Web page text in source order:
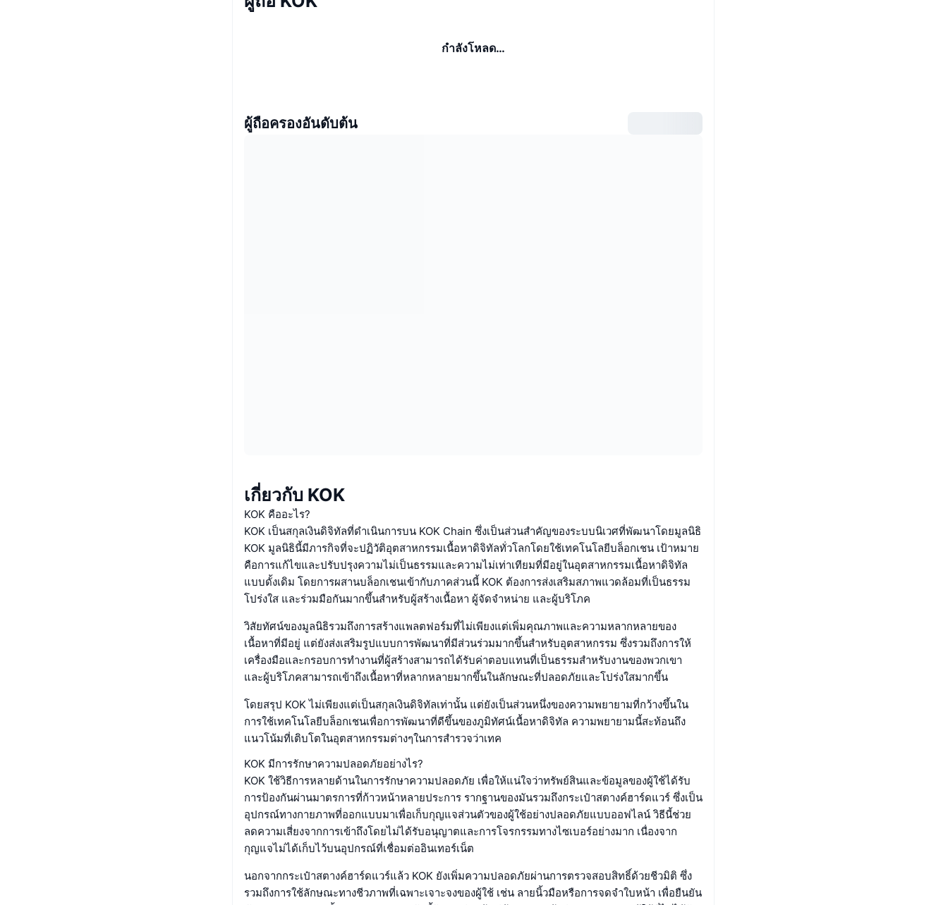
กำลังโหลด…
ผู้ถือครองอันดับต้น
เกี่ยวกับ KOK
KOK คืออะไร?
KOK เป็นสกุลเงินดิจิทัลที่ดำเนินการบน KOK Chain ซึ่งเป็นส่วนสำคัญของระบบนิเวศที่พัฒนาโดยมูลนิธิ
KOK มูลนิธินี้มีภารกิจที่จะปฏิวัติอุตสาหกรรมเนื้อหาดิจิทัลทั่วโลกโดยใช้เทคโนโลยีบล็อกเชน เป้าหมาย
คือการแก้ไขและปรับปรุงความไม่เป็นธรรมและความไม่เท่าเทียมที่มีอยู่ในอุตสาหกรรมเนื้อหาดิจิทัล
แบบดั้งเดิม โดยการผสานบล็อกเชนเข้ากับภาคส่วนนี้ KOK ต้องการส่งเสริมสภาพแวดล้อมที่เป็นธรรม
โปร่งใส และร่วมมือกันมากขึ้นสำหรับผู้สร้างเนื้อหา ผู้จัดจำหน่าย และผู้บริโภค
วิสัยทัศน์ของมูลนิธิรวมถึงการสร้างแพลตฟอร์มที่ไม่เพียงแต่เพิ่มคุณภาพและความหลากหลายของ
เนื้อหาที่มีอยู่ แต่ยังส่งเสริมรูปแบบการพัฒนาที่มีส่วนร่วมมากขึ้นสำหรับอุตสาหกรรม ซึ่งรวมถึงการให้
เครื่องมือและกรอบการทำงานที่ผู้สร้างสามารถได้รับค่าตอบแทนที่เป็นธรรมสำหรับงานของพวกเขา
และผู้บริโภคสามารถเข้าถึงเนื้อหาที่หลากหลายมากขึ้นในลักษณะที่ปลอดภัยและโปร่งใสมากขึ้น
โดยสรุป KOK ไม่เพียงแต่เป็นสกุลเงินดิจิทัลเท่านั้น แต่ยังเป็นส่วนหนึ่งของความพยายามที่กว้างขึ้นใน
การใช้เทคโนโลยีบล็อกเชนเพื่อการพัฒนาที่ดีขึ้นของภูมิทัศน์เนื้อหาดิจิทัล ความพยายามนี้สะท้อนถึง
แนวโน้มที่เติบโตในอุตสาหกรรมต่างๆในการสำรวจว่าเทค
KOK มีการรักษาความปลอดภัยอย่างไร?
KOK ใช้วิธีการหลายด้านในการรักษาความปลอดภัย เพื่อให้แน่ใจว่าทรัพย์สินและข้อมูลของผู้ใช้ได้รับ
การป้องกันผ่านมาตรการที่ก้าวหน้าหลายประการ รากฐานของมันรวมถึงกระเป๋าสตางค์ฮาร์ดแวร์ ซึ่งเป็น
อุปกรณ์ทางกายภาพที่ออกแบบมาเพื่อเก็บกุญแจส่วนตัวของผู้ใช้อย่างปลอดภัยแบบออฟไลน์ วิธีนี้ช่วย
ลดความเสี่ยงจากการเข้าถึงโดยไม่ได้รับอนุญาตและการโจรกรรมทางไซเบอร์อย่างมาก เนื่องจาก
กุญแจไม่ได้เก็บไว้บนอุปกรณ์ที่เชื่อมต่ออินเทอร์เน็ต
นอกจากกระเป๋าสตางค์ฮาร์ดแวร์แล้ว KOK ยังเพิ่มความปลอดภัยผ่านการตรวจสอบสิทธิ์ด้วยชีวมิติ ซึ่ง
รวมถึงการใช้ลักษณะทางชีวภาพที่เฉพาะเจาะจงของผู้ใช้ เช่น ลายนิ้วมือหรือการจดจำใบหน้า เพื่อยืนยัน